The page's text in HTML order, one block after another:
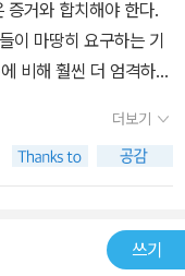
더보기
쓰기